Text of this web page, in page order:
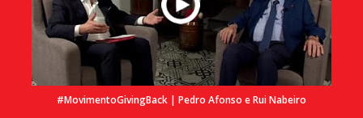
#MovimentoGivingBack | Pedro Afonso e Rui Nabeiro